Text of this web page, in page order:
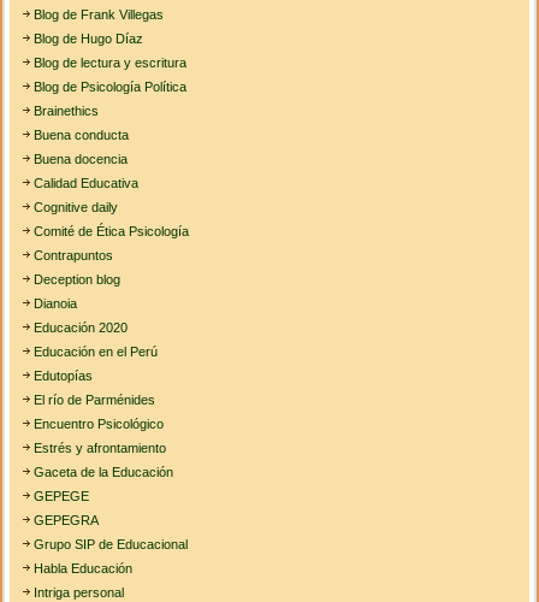
Blog de Frank Villegas
Blog de Hugo Díaz
Blog de lectura y escritura
Blog de Psicología Política
Brainethics
Buena conducta
Buena docencia
Calidad Educativa
Cognitive daily
Comité de Ética Psicología
Contrapuntos
Deception blog
Dianoia
Educación 2020
Educación en el Perú
Edutopías
El río de Parménides
Encuentro Psicológico
Estrés y afrontamiento
Gaceta de la Educación
GEPEGE
GEPEGRA
Grupo SIP de Educacional
Habla Educación
Intriga personal